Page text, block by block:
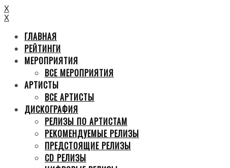
X
X
ГЛАВНАЯ
РЕЙТИНГИ
МЕРОПРИЯТИЯ
ВСЕ МЕРОПРИЯТИЯ
АРТИСТЫ
ВСЕ АРТИСТЫ
ДИСКОГРАФИЯ
РЕЛИЗЫ ПО АРТИСТАМ
РЕКОМЕНДУЕМЫЕ РЕЛИЗЫ
ПРЕДСТОЯЩИЕ РЕЛИЗЫ
CD РЕЛИЗЫ